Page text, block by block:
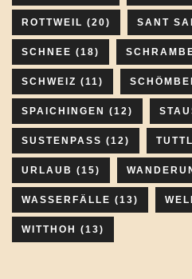
ROTTWEIL (20) SANT
SCHNEE (18)
SCHWEIZ (11)
SPAICHINGEN (12)
SUSTENPASS (12)
URLAUB (15)
WASSERFÄLLE (13)
WITTHOH (13)